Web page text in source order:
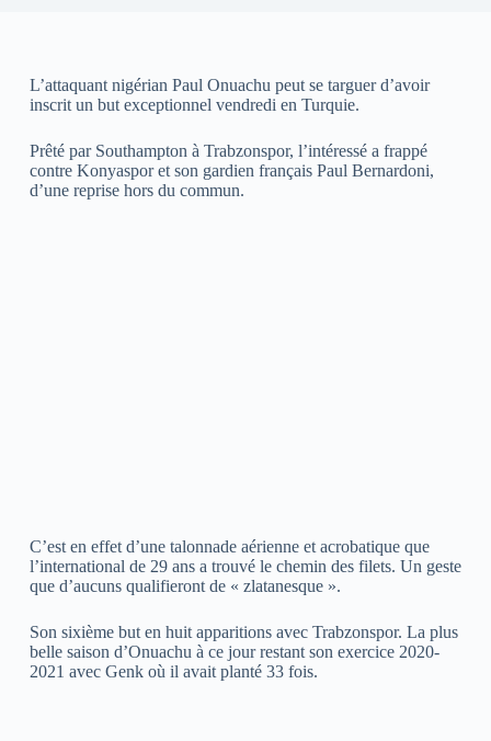
L’attaquant nigérian Paul Onuachu peut se targuer d’avoir
inscrit un but exceptionnel vendredi en Turquie.
Prêté par Southampton à Trabzonspor, l’intéressé a frappé
contre Konyaspor et son gardien français Paul Bernardoni,
d’une reprise hors du commun.
C’est en effet d’une talonnade aérienne et acrobatique que
l’international de 29 ans a trouvé le chemin des filets. Un geste
que d’aucuns qualifieront de « zlatanesque ».
Son sixième but en huit apparitions avec Trabzonspor. La plus
belle saison d’Onuachu à ce jour restant son exercice 2020-
2021 avec Genk où il avait planté 33 fois.